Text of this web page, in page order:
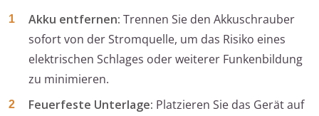
Akku entfernen: Trennen Sie den Akkuschrauber
sofort von der Stromquelle, um das Risiko eines
elektrischen Schlages oder weiterer Funkenbildung
zu minimieren.
Feuerfeste Unterlage: Platzieren Sie das Gerät auf